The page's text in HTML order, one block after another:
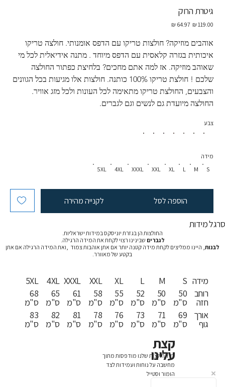
גיטרת הרוק
מחיר
מחיר
‏64.97 ‏₪
אוהבים מוזיקה? חולצות טריקו עם הדפס אומנותי. חולצה טריקו
איכותית בגזרה קלאסית עם הדפס מיוחד . מתנה אידיאלית לכל מי
שאוהב מוזיקה. אז למה אתם מחכים? בלחיצת כפתור החולצה
שלכם ! חולצת טריקו 100% כותנה. חולצות אלו מגיעות בכל הגוונים
והצבעים, החולצת טריקו מתאימה לכל העונות ולכל מזג אוויר.
החולצה מיועדת גם לנשים וגם לגברים.
צבע
S
M
L
XL
XXL
XXXL
4XL
5XL
מידה
הוספה לסל לקנייה מהירה
סרגל מידות
החולצות הן בגזרת יוניסקס במידות ישראליות.
לגברים שבינינו רצוי לקחת את המידה הרגילה.
לבנות, היינו ממליצים לקחת מידה קטנה יותר אם אתן אוהבות צמוד ,ואת המידה הרגילה אם אתן
בקטע של מאוורר.
5XL
68
ס"מ
83
ס"מ
4XL
65
ס"מ
82
ס"מ
XXXL
61
ס"מ
81
ס"מ
XXL
58
ס"מ
78
ס"מ
XL
55
ס"מ
76
ס"מ
L
52
ס"מ
73
ס"מ
M
50
ס"מ
71
ס"מ
S
50
ס"מ
69
ס"מ
מידה
רוחב
חזה
אורך
גוף
כל החולצות שלנו מודפסות מתוך
מחשבה על נוחות ועמידות לצד
הומור וסטייל
קצת
עלינו